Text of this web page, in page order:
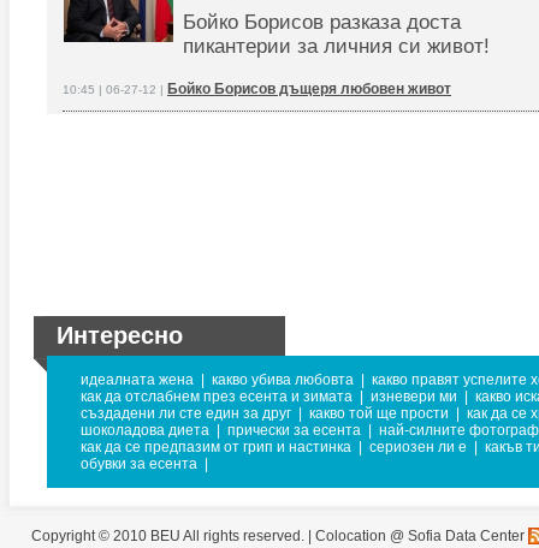
Бойко Борисов разказа доста
пикантерии за личния си живот!
10:45 | 06-27-12 | Бойко Борисов дъщеря любовен живот
Интересно
идеалната жена какво убива любовта
какво правят успелите
как да отслабнем през есента и зимата
изневери ми
какво
създадени ли сте един за друг
какво той ще прости
как да се
шоколадова диета
прически за есента
най-силните
как да се предпазим от грип и настинка
сериозен ли е
какъв
обувки за есента
Copyright © 2010 BEU All rights reserved. | Colocation @ Sofia Data Center